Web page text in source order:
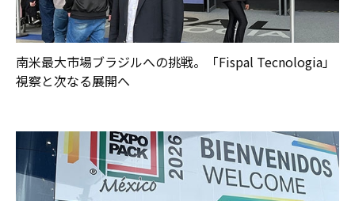
南米最大市場ブラジルへの挑戦。「Fispal Tecnologia」
視察と次なる展開へ